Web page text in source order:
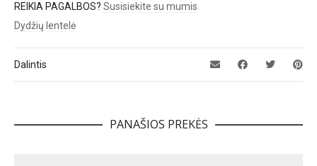
REIKIA PAGALBOS? Susisiekite su mumis
Dydžių lentelė
Dalintis
PANAŠIOS PREKĖS